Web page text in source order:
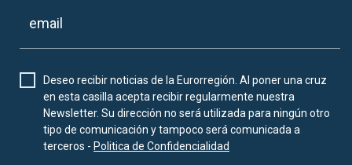
Deseo recibir noticias de la Eurorregión. Al poner una cruz
en esta casilla acepta recibir regularmente nuestra
Newsletter. Su dirección no será utilizada para ningún otro
tipo de comunicación y tampoco será comunicada a
terceros - Politica de Confidencialidad